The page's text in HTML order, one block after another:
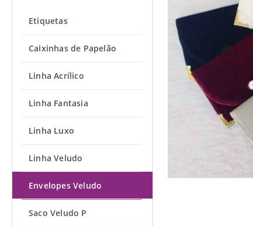
Etiquetas
Caixinhas de Papelão
Linha Acrílico
Linha Fantasia
Linha Luxo
Linha Veludo
Envelopes Veludo
Saco Veludo P